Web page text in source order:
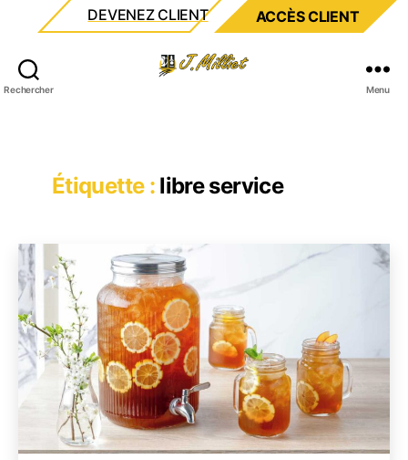
DEVENEZ CLIENT ACCÈS CLIENT
Rechercher Menu
Étiquette : libre service